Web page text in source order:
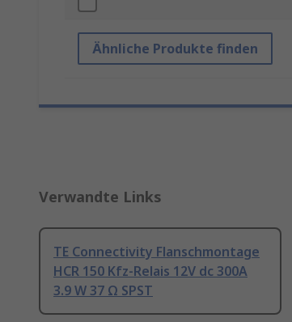
Ähnliche Produkte finden
Verwandte Links
TE Connectivity Flanschmontage
HCR 150 Kfz-Relais 12V dc 300A
3.9 W 37 Ω SPST